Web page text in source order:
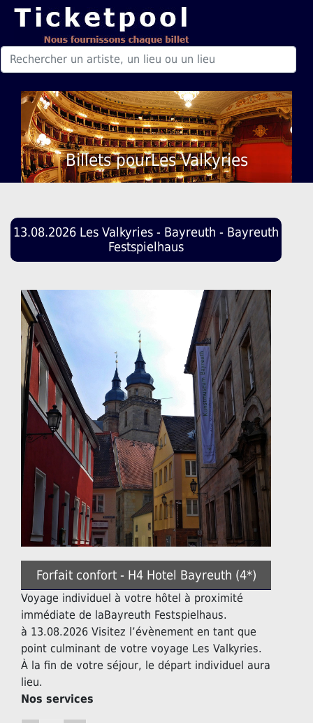
Billets pourLes Valkyries
13.08.2026 Les Valkyries - Bayreuth - Bayreuth
Festspielhaus
Forfait confort - H4 Hotel Bayreuth (4*)
Voyage individuel à votre hôtel à proximité
immédiate de laBayreuth Festspielhaus.
à 13.08.2026 Visitez l’évènement en tant que
point culminant de votre voyage Les Valkyries.
À la fin de votre séjour, le départ individuel aura
lieu.
Nos services